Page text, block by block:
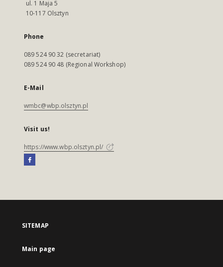
ul. 1 Maja 5
10-117 Olsztyn
Phone
089 524 90 32 (secretariat)
089 524 90 48 (Regional Workshop)
E-Mail
wmbc@wbp.olsztyn.pl
Visit us!
https://www.wbp.olsztyn.pl/
SITEMAP
Main page